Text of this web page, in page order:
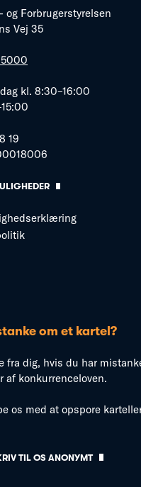
og Forbrugerstyrelsen
Vej 35
5000
kl. 8:30–16:00
19
om et kartel?
fra dig, hvis du har
af konkurrenceloven.
os med at opspore
TIL OS ANONYMT